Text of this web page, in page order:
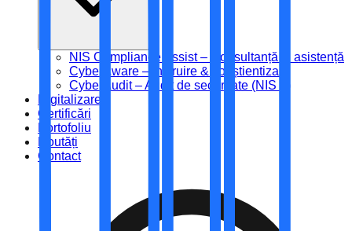
NIS Compliance Assist – Consultanță și asistență
CyberAware – Instruire & conștientizare
CyberAudit – Audit de securitate (NIS 2)
Digitalizare
Certificări
Portofoliu
Noutăți
Contact